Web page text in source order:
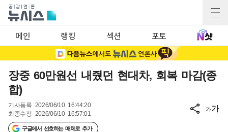
메인 랭킹 섹션 포토
장중 60만원선 내줬던 현대차, 회복 마감(종
합)
기사등록 2026/06/10 16:44:20
최종수정 2026/06/10 16:57:01
구글에서 선호하는 매체로 추가
가가